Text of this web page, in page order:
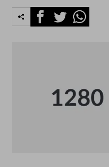
FacebookTwitterWhatsapp